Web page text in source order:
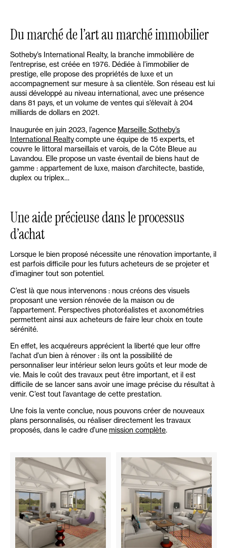
Du marché de l’art au marché immobilier
Sotheby’s International Realty, la branche immobilière de
l’entreprise, est créée en 1976. Dédiée à l’immobilier de
prestige, elle propose des propriétés de luxe et un
accompagnement sur mesure à sa clientèle. Son réseau est lui
aussi développé au niveau international, avec une présence
dans 81 pays, et un volume de ventes qui s’élevait à 204
milliards de dollars en 2021.
Inaugurée en juin 2023, l’agence Marseille Sotheby’s
International Realtycompte une équipe de 15 experts, et
couvre le littoral marseillais et varois, de la Côte Bleue au
Lavandou. Elle propose un vaste éventail de biens haut de
gamme : appartement de luxe, maison d’architecte, bastide,
duplex ou triplex…
Une aide précieuse dans le processus
d’achat
Lorsque le bien proposé nécessite une rénovation importante, il
est parfois difficile pour les futurs acheteurs de se projeter et
d’imaginer tout son potentiel.
C’est là que nous intervenons : nous créons des visuels
proposant une version rénovée de la maison ou de
l’appartement. Perspectives photoréalistes et axonométries
permettent ainsi aux acheteurs de faire leur choix en toute
sérénité.
En effet, les acquéreurs apprécient la liberté que leur offre
l’achat d’un bien à rénover : ils ont la possibilité de
personnaliser leur intérieur selon leurs goûts et leur mode de
vie. Mais le coût des travaux peut être important, et il est
difficile de se lancer sans avoir une image précise du résultat à
venir. C’est tout l’avantage de cette prestation.
Une fois la vente conclue, nous pouvons créer de nouveaux
plans personnalisés, ou réaliser directement les travaux
proposés, dans le cadre d’unemission complète.